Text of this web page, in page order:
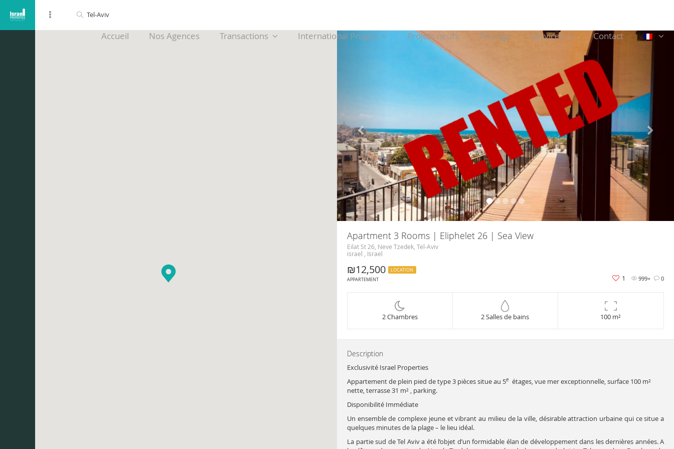
Accueil Nos Agences Transactions International Project Projets neufs Prestige Services Contact
Apartment 3 Rooms | Eliphelet 26 | Sea View
Eilat St 26, Neve Tzedek, Tel-Aviv
israel , Israel
₪12,500
LOCATION
APPARTEMENT
999+ 0
1
2 Chambres 2 Salles de bains 100 m²
Description
Exclusivité Israel Properties
Appartement de plein pied de type 3 pièces situe au 5e étages, vue mer exceptionnelle, surface 100 m²
nette, terrasse 31 m² , parking.
Disponibilité Immédiate
Un ensemble de complexe jeune et vibrant au milieu de la ville, désirable attraction urbaine qui ce situe a
quelques minutes de la plage – le lieu idéal.
La partie sud de Tel Aviv a été l’objet d’un formidable élan de développement dans les dernières années. A